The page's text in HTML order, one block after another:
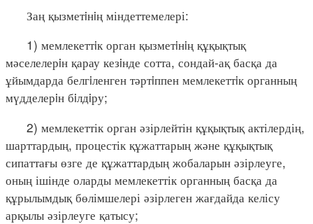
Заң қызметiнiң міндеттемелері:
1) мемлекеттiк орган қызметiнiң құқықтық
мәселелерiн қарау кезiнде сотта, сондай-ақ басқа да
ұйымдарда белгiленген тәртiппен мемлекеттiк органның
мүдделерiн бiлдiру;
2) мемлекеттік орган әзірлейтін құқықтық актілердің,
шарттардың, процестік құжаттарың және құқықтық
сипаттағы өзге де құжаттардың жобаларын әзірлеуге,
оның ішінде оларды мемлекеттік органның басқа да
құрылымдық бөлімшелері әзірлеген жағдайда келісу
арқылы әзірлеуге қатысу;